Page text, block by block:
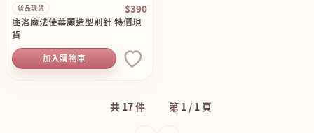
新品現貨 $390
庫洛魔法使華麗造型別針 特價現
貨
加入購物車
共 17件 第 1 / 1 頁